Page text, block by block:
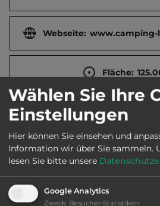
Webseite: www.camping-
Fläche:
Öffnungszeiten:
Telefon: 0033
Wählen Sie Ihre
Einstellungen
Hier können Sie einsehen und
Information wir über Sie sammeln.
lesen Sie bitte unsere
Google Analytics
Zweck: Besucher-Statistiken